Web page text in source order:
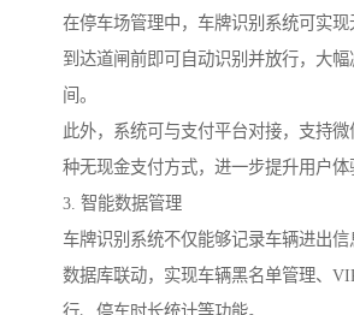
在停车场管理中，车牌识别系统可实
到达道闸前即可自动识别并放行，大
间。
此外，系统可与支付平台对接，支持
种无现金支付方式，进一步提升用户体
3. 智能数据管理
车牌识别系统不仅能够记录车辆进出
数据库联动，实现车辆黑名单管理、